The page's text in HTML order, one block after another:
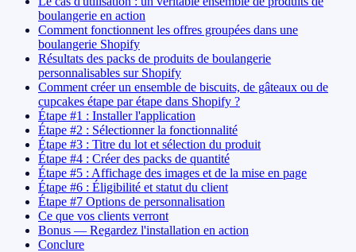
boulangerie en action
Comment fonctionnent les offres groupées dans une
boulangerie Shopify
Résultats des packs de produits de boulangerie
personnalisables sur Shopify
Comment créer un ensemble de biscuits, de gâteaux ou de
cupcakes étape par étape dans Shopify ?
Étape #1 : Installer l'application
Étape #2 : Sélectionner la fonctionnalité
Étape #3 : Titre du lot et sélection du produit
Étape #4 : Créer des packs de quantité
Étape #5 : Affichage des images et de la mise en page
Étape #6 : Éligibilité et statut du client
Étape #7 Options de personnalisation
Ce que vos clients verront
Bonus — Regardez l'installation en action
Conclure